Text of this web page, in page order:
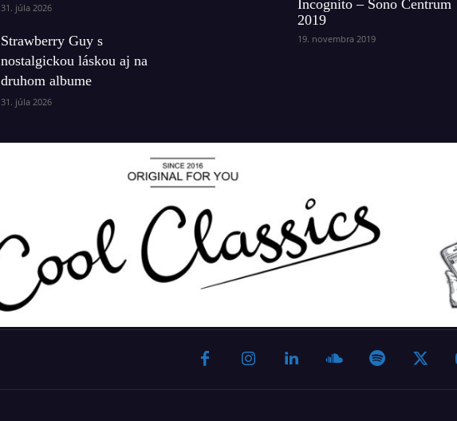
31. júla 2026
Strawberry Guy s
nostalgickou láskou aj na
druhom albume
31. júla 2026
Incognito – Sono Centrum
2019
19. novembra 2019